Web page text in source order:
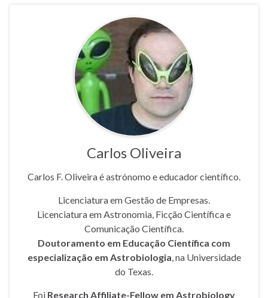
Carlos Oliveira
Carlos F. Oliveira é astrónomo e educador científico.
Licenciatura em Gestão de Empresas.
Licenciatura em Astronomia, Ficção Científica e
Comunicação Científica.
Doutoramento em Educação Científica com
especialização em Astrobiologia, na Universidade
do Texas.
Foi Research Affiliate-Fellow em Astrobiology